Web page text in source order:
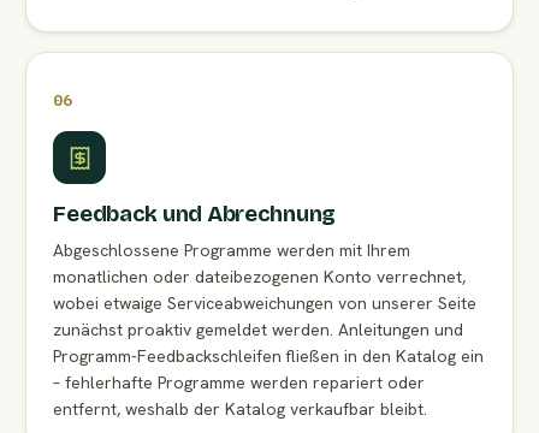
06
Feedback und Abrechnung
Abgeschlossene Programme werden mit Ihrem
monatlichen oder dateibezogenen Konto verrechnet,
wobei etwaige Serviceabweichungen von unserer Seite
zunächst proaktiv gemeldet werden. Anleitungen und
Programm-Feedbackschleifen fließen in den Katalog ein
– fehlerhafte Programme werden repariert oder
entfernt, weshalb der Katalog verkaufbar bleibt.